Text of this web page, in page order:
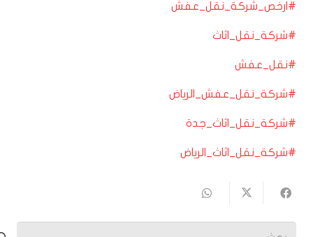
#ارخص_شركة_نقل_عفش
#شركة_نقل_اثاث
#نقل_عفش
#شركة_نقل_عفش_الرياض
#شركة_نقل_اثاث_جدة
#شركة_نقل_اثاث_الرياض
البحث